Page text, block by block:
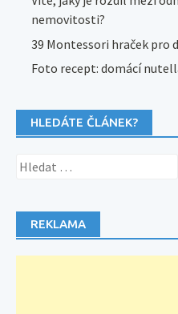
nemovitosti?
39 Montessori hraček pro
Foto recept: domácí
HLEDÁTE ČLÁNEK?
Vyhledávání
REKLAMA